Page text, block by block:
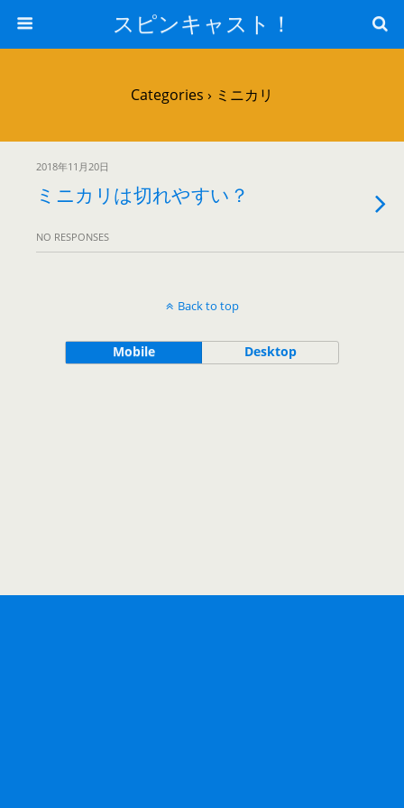
スピンキャスト！
Categories › ミニカリ
2018年11月20日
ミニカリは切れやすい？
NO RESPONSES
Back to top
Mobile Desktop